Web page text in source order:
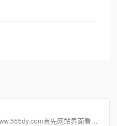
备用地址：https://www.555dy.com首先网站界面看着非常舒服，暗黑配色，资源超级丰富，目前[…]